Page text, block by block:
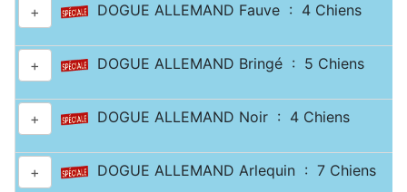
+ DOGUE ALLEMAND Fauve : 4 Chiens
+ DOGUE ALLEMAND Bringé : 5 Chiens
+ DOGUE ALLEMAND Noir : 4 Chiens
+ DOGUE ALLEMAND Arlequin : 7 Chiens